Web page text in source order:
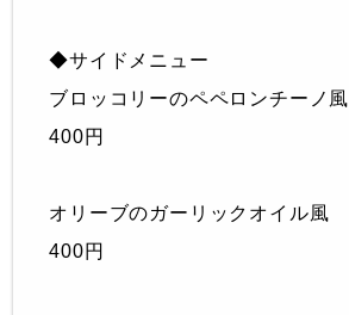
◆サイドメニュー
ブロッコリーのペペロンチーノ風
400円
オリーブのガーリックオイル風
400円